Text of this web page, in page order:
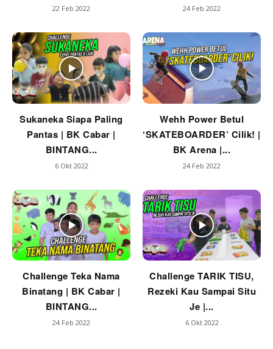
22 Feb 2022 24 Feb 2022
Sukaneka Siapa Paling
Pantas | BK Cabar |
BINTANG...
6 Okt 2022
Wehh Power Betul
‘SKATEBOARDER’ Cilik! |
BK Arena |...
24 Feb 2022
Challenge Teka Nama
Binatang | BK Cabar |
BINTANG...
24 Feb 2022
Challenge TARIK TISU,
Rezeki Kau Sampai Situ
Je |...
6 Okt 2022